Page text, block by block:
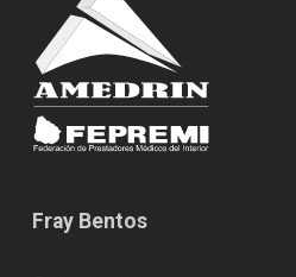
Fray Bentos